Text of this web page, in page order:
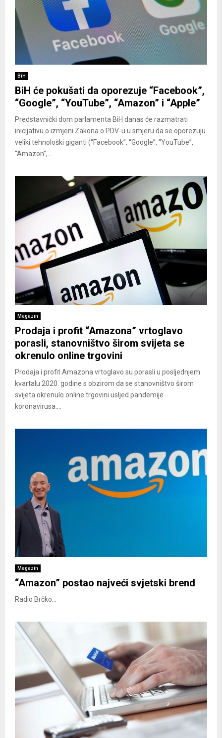
BiH
BiH će pokušati da oporezuje “Facebook”,
“Google”, “YouTube”, “Amazon” i “Apple”
Predstavnički dom parlamenta BiH danas će razmatrati
inicijativu o izmjeni Zakona o PDV-u u smjeru da se oporezuju
veliki tehnološki giganti (“Facebook”, “Google”, “YouTube”,
“Amazon”,...
Magazin
Prodaja i profit “Amazona” vrtoglavo
porasli, stanovništvo širom svijeta se
okrenulo online trgovini
Prodaja i profit Amazona vrtoglavo su porasli u posljednjem
kvartalu 2020. godine s obzirom da se stanovništvo širom
svijeta okrenulo online trgovini usljed pandemije
koronavirusa....
Magazin
“Amazon” postao najveći svjetski brend
Radio Brčko...